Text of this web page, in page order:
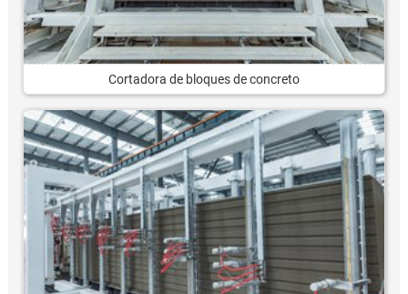
Cortadora de bloques de concreto